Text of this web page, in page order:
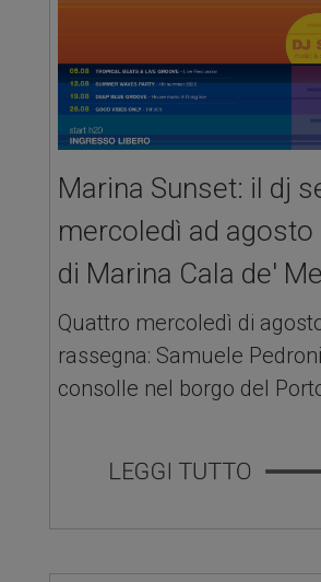
Marina Sunset: il dj
mercoledì ad agosto
di Marina Cala de'
Quattro mercoledì di
rassegna: Samuele
consolle nel borgo del